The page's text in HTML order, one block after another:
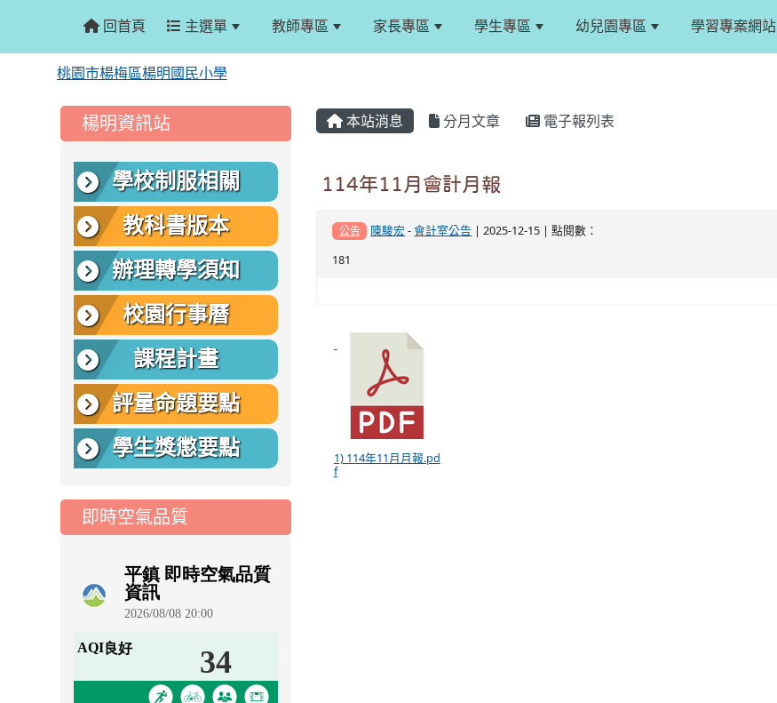
回首頁 主選單 教師專區 家長專區 學生專區 幼兒園專區 學習專案網站
桃園市楊梅區楊明國民小學
本站消息 分月文章 電子報列表
114年11月會計月報
公告 陳駿宏 -會計室公告 | 2025-12-15 | 點閱數：
181
1) 114年11月月報.pd
f
::: 楊明資訊站
學校制服相關
教科書版本
辦理轉學須知
校園行事曆
課程計畫
評量命題要點
學生獎懲要點
即時空氣品質